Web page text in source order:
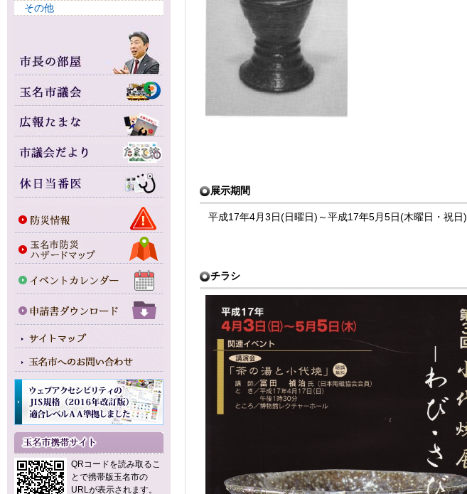
その他
QRコードを読み取るこ
とで携帯版玉名市の
URLが表示されます。
展示期間
平成17年4月3日(日曜日)～平成17年5月5日(木曜日・祝日)
チラシ